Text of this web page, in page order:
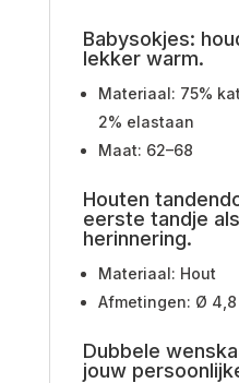
Babysokjes:
lekker warm.
Materiaal: 75%
2% elastaan
Maat: 62–68
Houten
eerste tandje
herinnering.
Materiaal: Hout
Afmetingen: Ø
Dubbele
jouw